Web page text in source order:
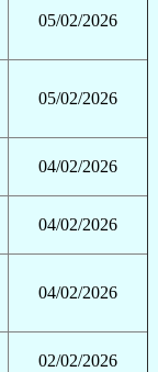
05/02/2026
05/02/2026
04/02/2026
04/02/2026
04/02/2026
02/02/2026